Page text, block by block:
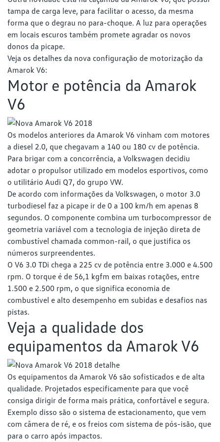
tampa de carga leve, para facilitar o acesso, da mesma
forma que o degrau no para-choque. A luz para operações
em locais escuros também promete agradar os novos
donos da picape.
Veja os detalhes da nova configuração de motorização da
Amarok V6:
Motor e potência da Amarok
V6
Os modelos anteriores da Amarok V6 vinham com motores
a diesel 2.0, que chegavam a 140 ou 180 cv de potência.
Para brigar com a concorrência, a Volkswagen decidiu
adotar o propulsor utilizado em modelos esportivos, como
o utilitário Audi Q7, do grupo VW.
De acordo com informações da Volkswagen, o motor 3.0
turbodiesel faz a picape ir de 0 a 100 km/h em apenas 8
segundos. O componente combina um turbocompressor de
geometria variável com a tecnologia de injeção direta de
combustível chamada common-rail, o que justifica os
números surpreendentes.
O V6 3.0 TDi chega a 225 cv de potência entre 3.000 e 4.500
rpm. O torque é de 56,1 kgfm em baixas rotações, entre
1.500 e 2.500 rpm, o que significa economia de
combustível e alto desempenho em subidas e desafios nas
pistas.
Veja a qualidade dos
equipamentos da Amarok V6
Os equipamentos da Amarok V6 são sofisticados e de alta
qualidade. Projetados especificamente para que você
consiga dirigir de forma mais prática, confortável e segura.
Exemplo disso são o sistema de estacionamento, que vem
com câmera de ré, e os freios com sistema de pós-isão, que
para o carro após impactos.